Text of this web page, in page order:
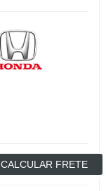
CALCULAR FRETE